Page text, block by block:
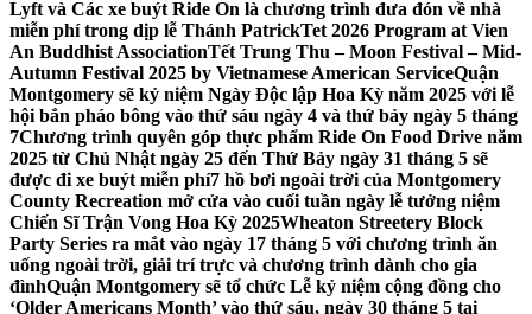
Lyft và Các xe buýt Ride On là chương trình đưa đón về nhà
miễn phí trong dịp lễ Thánh PatrickTet 2026 Program at Vien
An Buddhist AssociationTết Trung Thu – Moon Festival – Mid-
Autumn Festival 2025 by Vietnamese American ServiceQuận
Montgomery sẽ kỷ niệm Ngày Độc lập Hoa Kỳ năm 2025 với lễ
hội bắn pháo bông vào thứ sáu ngày 4 và thứ bảy ngày 5 tháng
7Chương trình quyên góp thực phẩm Ride On Food Drive năm
2025 từ Chủ Nhật ngày 25 đến Thứ Bảy ngày 31 tháng 5 sẽ
được đi xe buýt miễn phí7 hồ bơi ngoài trời của Montgomery
County Recreation mở cửa vào cuối tuần ngày lễ tưởng niệm
Chiến Sĩ Trận Vong Hoa Kỳ 2025Wheaton Streetery Block
Party Series ra mắt vào ngày 17 tháng 5 với chương trình ăn
uống ngoài trời, giải trí trực và chương trình dành cho gia
đìnhQuận Montgomery sẽ tổ chức Lễ kỷ niệm cộng đồng cho
‘Older Americans Month’ vào thứ sáu, ngày 30 tháng 5 tại